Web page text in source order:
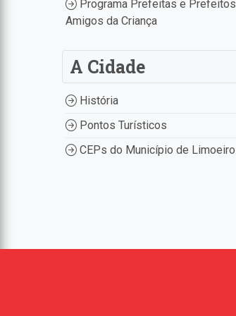
Programa Prefeitas e Prefeitos
Amigos da Criança
A Cidade
História
Pontos Turísticos
CEPs do Município de Limoeiro